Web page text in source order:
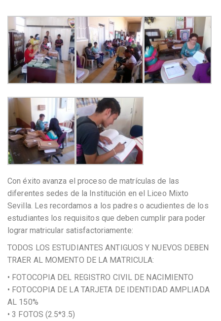
Con éxito avanza el proceso de matrículas de las
diferentes sedes de la Institución en el Liceo Mixto
Sevilla. Les recordamos a los padres o acudientes de los
estudiantes los requisitos que deben cumplir para poder
lograr matricular satisfactoriamente:
TODOS LOS ESTUDIANTES ANTIGUOS Y NUEVOS DEBEN
TRAER AL MOMENTO DE LA MATRICULA:
• FOTOCOPIA DEL REGISTRO CIVIL DE NACIMIENTO
• FOTOCOPIA DE LA TARJETA DE IDENTIDAD AMPLIADA
AL 150%
• 3 FOTOS (2.5*3.5)